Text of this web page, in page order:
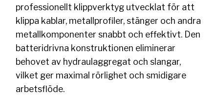
professionellt klippverktyg utvecklat för att
klippa kablar, metallprofiler, stänger och andra
metallkomponenter snabbt och effektivt. Den
batteridrivna konstruktionen eliminerar
behovet av hydraulaggregat och slangar,
vilket ger maximal rörlighet och smidigare
arbetsflöde.